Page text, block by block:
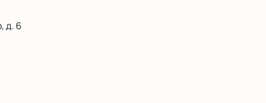
д. 6